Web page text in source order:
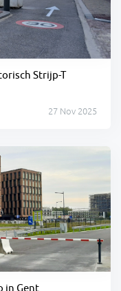
Strijp-T
27 Nov 2025
in Gent